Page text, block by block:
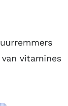
vitamines